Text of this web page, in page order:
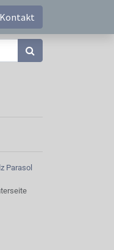
Kontakt
Parasol